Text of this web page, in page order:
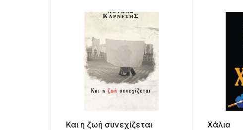
Και η ζωή συνεχίζεται Χάλια